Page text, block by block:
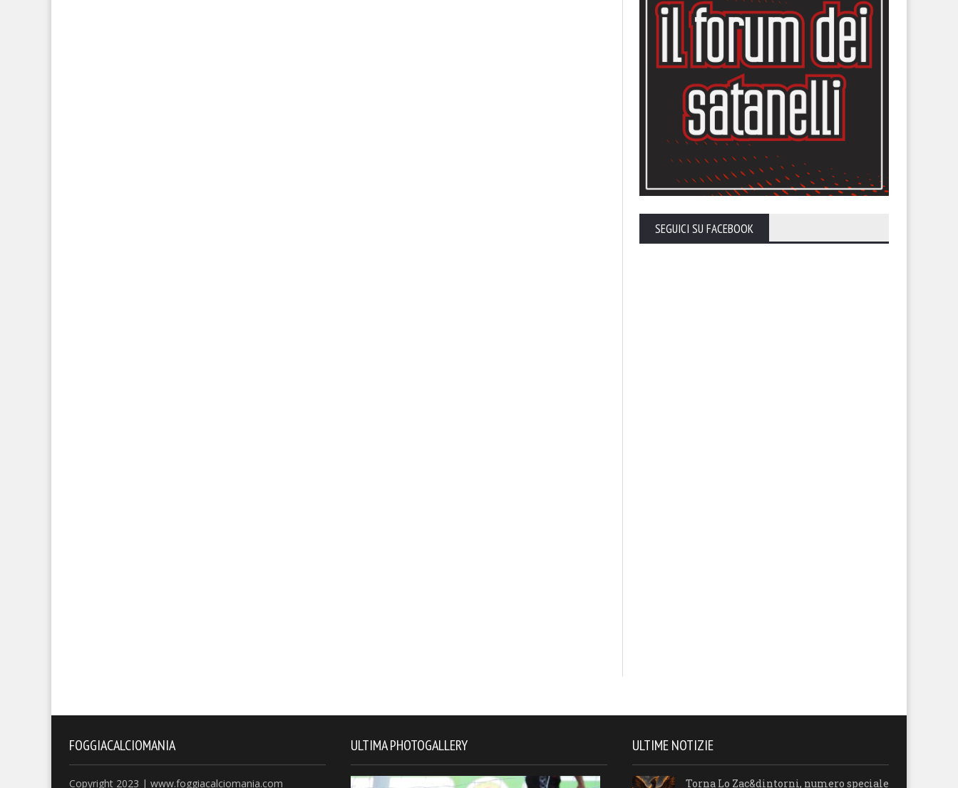
SEGUICI SU FACEBOOK
FOGGIACALCIOMANIA
Copyright 2023 | www.foggiacalciomania.com
ULTIMA PHOTOGALLERY ULTIME NOTIZIE
Torna Lo Zac&dintorni, numero speciale